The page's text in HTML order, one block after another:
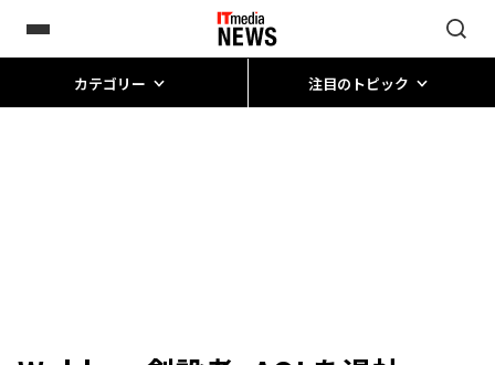
カテゴリー 注目のトピック